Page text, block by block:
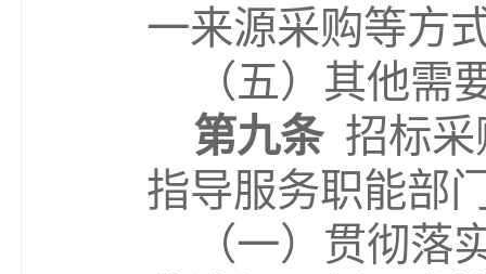
一来源采购等方
（五）其他需
第九条 招标
指导服务职能部
（一）贯彻